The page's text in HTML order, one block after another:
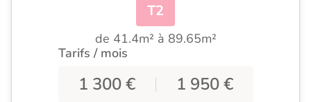
T2
de 41.4m² à 89.65m²
Tarifs / mois
1 300 € 1 950 €